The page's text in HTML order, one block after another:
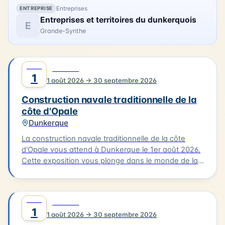
Canche il y a plus d'un siècle.
ENTREPRISE Entreprises
E Entreprises et territoires du dunkerquois
Grande-Synthe
1 1 août 2026 → 30 septembre 2026
Construction navale traditionnelle de la
côte d'Opale
Dunkerque
La construction navale traditionnelle de la côte
d'Opale vous attend à Dunkerque le 1er août 2026.
Cette exposition vous plonge dans le monde de la
Vous découvrirez les différentes étapes de la
construction d'un bateau, de la conception à la
mise à l'eau. L'exposition vous offre l'occasion de
1 1 août 2026 → 30 septembre 2026